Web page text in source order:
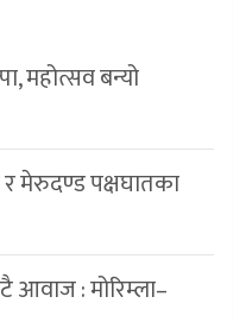
महोत्सव बन्यो
र मेरुदण्ड पक्षघातका
: मोरिम्ला–